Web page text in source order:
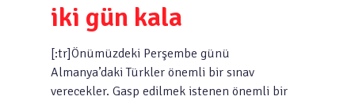
iki gün kala
[:tr]Önümüzdeki Perşembe günü
Almanya’daki Türkler önemli bir sınav
verecekler. Gasp edilmek istenen önemli bir